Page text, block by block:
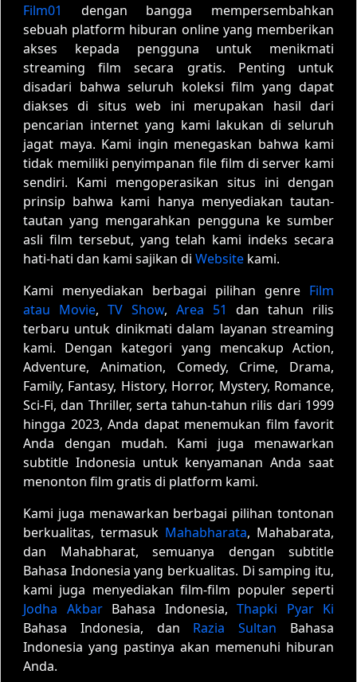
Film01
dengan bangga mempersembahkan
sebuah platform hiburan online yang memberikan
akses kepada pengguna untuk menikmati
streaming film secara gratis. Penting untuk
disadari bahwa seluruh koleksi film yang dapat
diakses di situs web ini merupakan hasil dari
pencarian internet yang kami lakukan di seluruh
jagat maya. Kami ingin menegaskan bahwa kami
tidak memiliki penyimpanan file film di server kami
sendiri. Kami mengoperasikan situs ini dengan
prinsip bahwa kami hanya menyediakan tautan-
tautan yang mengarahkan pengguna ke sumber
asli film tersebut, yang telah kami indeks secara
hati-hati dan kami sajikan di Website kami.
Kami menyediakan berbagai pilihan genre Film
atau Movie, TV Show, Area 51
dan tahun rilis
terbaru untuk dinikmati dalam layanan streaming
kami. Dengan kategori yang mencakup Action,
Adventure, Animation, Comedy, Crime, Drama,
Family, Fantasy, History, Horror, Mystery, Romance,
Sci-Fi, dan Thriller, serta tahun-tahun rilis dari 1999
hingga 2023, Anda dapat menemukan film favorit
Anda dengan mudah. Kami juga menawarkan
subtitle Indonesia untuk kenyamanan Anda saat
menonton film gratis di platform kami.
Kami juga menawarkan berbagai pilihan tontonan
berkualitas, termasuk Mahabharata, Mahabarata,
dan Mahabharat, semuanya dengan subtitle
Bahasa Indonesia yang berkualitas. Di samping itu,
kami juga menyediakan film-film populer seperti
Jodha AkbarBahasa Indonesia, Thapki Pyar Ki
Bahasa Indonesia, dan Razia Sultan Bahasa
Indonesia yang pastinya akan memenuhi hiburan
Anda.